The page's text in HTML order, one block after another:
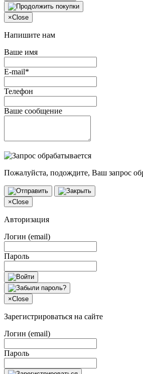
×Close
Напишите нам
Ваше имя
E-mail*
Телефон
Ваше сообщение
Пожалуйста, подождите, Ваш запрос
×Close
Авторизация
Логин (email)
Пароль
×Close
Зарегистрироваться на сайте
Логин (email)
Пароль